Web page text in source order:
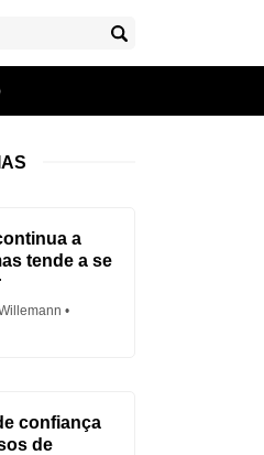
a
tende a se
confiança
de